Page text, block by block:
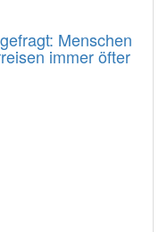
Menschen
immer öfter